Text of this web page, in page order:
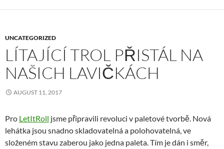
UNCATEGORIZED
LÍTAJÍCÍ TROL PŘISTÁL NA
NAŠICH LAVIČKÁCH
AUGUST 11, 2017
Pro LetItRoll jsme připravili revoluci v paletové tvorbě. Nová
lehátka jsou snadno skladovatelná a polohovatelná, ve
složeném stavu zaberou jako jedna paleta. Tím je dán i směr,